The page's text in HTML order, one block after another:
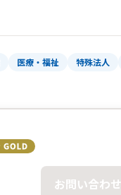
医療・福祉 特殊法人
お問い合わせ